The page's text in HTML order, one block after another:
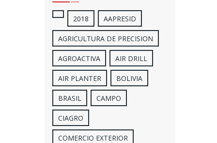
2018 AAPRESID
AGRICULTURA DE PRECISION
AGROACTIVA AIR DRILL
AIR PLANTER BOLIVIA
BRASIL CAMPO
CIAGRO
COMERCIO EXTERIOR